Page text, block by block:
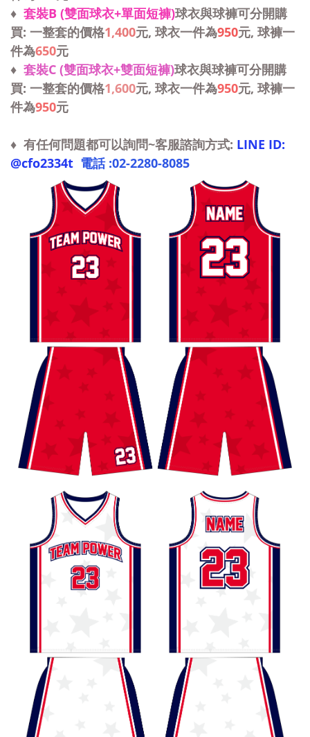
♦ 套裝B (雙面球衣+單面短褲)球衣與球褲可分開購
買: 一整套的價格1,400元, 球衣一件為950元, 球褲一
件為650元
♦ 套裝C (雙面球衣+雙面短褲)球衣與球褲可分開購
買: 一整套的價格1,600元, 球衣一件為950元, 球褲一
件為950元
♦ 有任何問題都可以詢問~客服諮詢方式: LINE ID:
@cfo2334t 電話 :02-2280-8085